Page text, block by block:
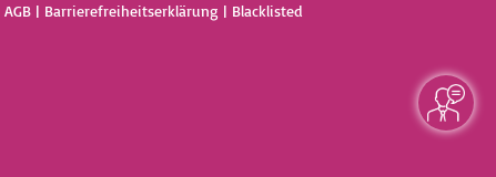
AGB| Barrierefreiheitserklärung | Blacklisted